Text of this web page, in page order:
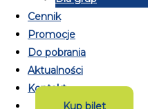
Cennik
Promocje
Do pobrania
Aktualności
Kontakt
Kup bilet